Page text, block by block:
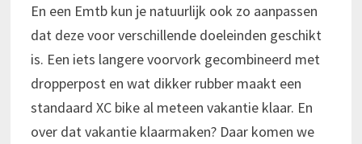
En een Emtb kun je natuurlijk ook zo aanpassen
dat deze voor verschillende doeleinden geschikt
is. Een iets langere voorvork gecombineerd met
dropperpost en wat dikker rubber maakt een
standaard XC bike al meteen vakantie klaar. En
over dat vakantie klaarmaken? Daar komen we